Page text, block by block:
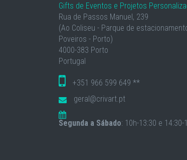
Gifts de Eventos e Projetos
Rua de Passos Manuel, 239
(Ao Coliseu - Parque de
Poveiros - Porto)
4000-383 Porto
Portugal
+351 966 599 649 **
geral@crivart.pt
Segunda a Sábado: 10h-13:30 e 14:30-